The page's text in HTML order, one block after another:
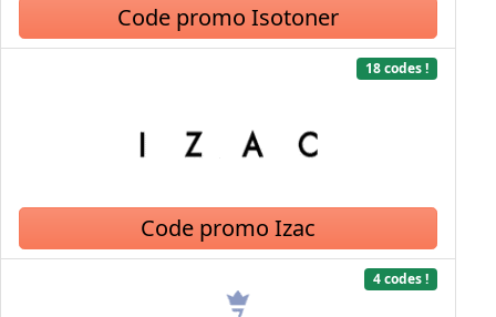
Code promo Isotoner
18 codes !
Code promo Izac
4 codes !